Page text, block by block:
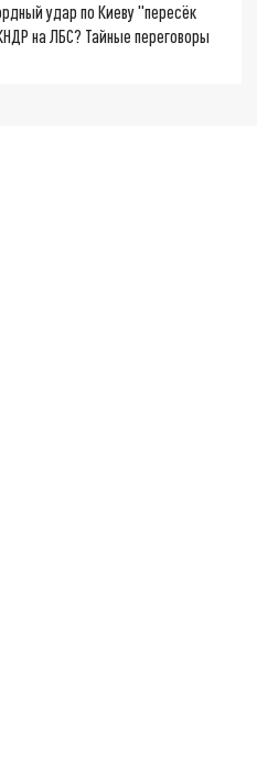
удар по Киеву "пересёк
на ЛБС? Тайные переговоры